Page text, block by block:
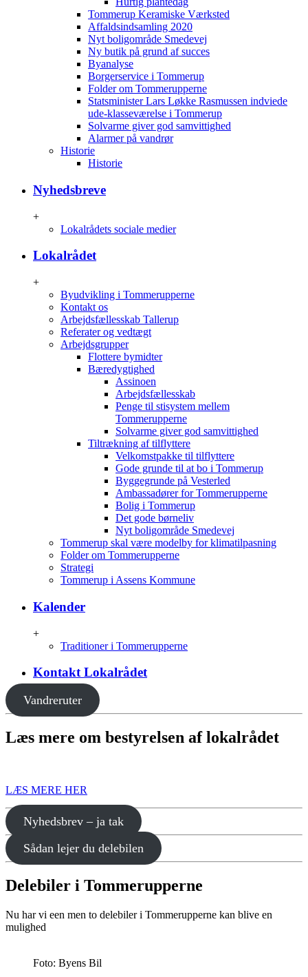
Tommerup Keramiske Værksted
Affaldsindsamling 2020
Nyt boligområde Smedevej
Ny butik på grund af succes
Byanalyse
Borgerservice i Tommerup
Folder om Tommerupperne
Statsminister Lars Løkke Rasmussen indviede
ude-klasseværelse i Tommerup
Solvarme giver god samvittighed
Alarmer på vandrør
Historie
Historie
Nyhedsbreve
+
Lokalrådets sociale medier
Lokalrådet
+
Byudvikling i Tommerupperne
Kontakt os
Arbejdsfællesskab Tallerup
Referater og vedtægt
Arbejdsgrupper
Flottere bymidter
Bæredygtighed
Assinoen
Arbejdsfællesskab
Penge til stisystem mellem
Tommerupperne
Solvarme giver god samvittighed
Tiltrækning af tilflyttere
Velkomstpakke til tilflyttere
Gode grunde til at bo i Tommerup
Byggegrunde på Vesterled
Ambassadører for Tommerupperne
Bolig i Tommerup
Det gode børneliv
Nyt boligområde Smedevej
Tommerup skal være modelby for klimatilpasning
Folder om Tommerupperne
Strategi
Tommerup i Assens Kommune
Kalender
+
Traditioner i Tommerupperne
Kontakt Lokalrådet
Vandreruter
Læs mere om bestyrelsen af lokalrådet
LÆS MERE HER
Nyhedsbrev – ja tak
Sådan lejer du delebilen
Delebiler i Tommerupperne
Nu har vi een men to delebiler i Tommerupperne kan blive en
mulighed
Foto: Byens Bil